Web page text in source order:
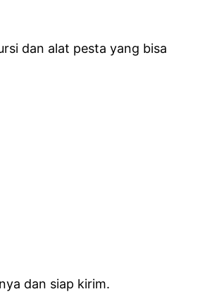
dan alat pesta yang bisa
dan siap kirim.